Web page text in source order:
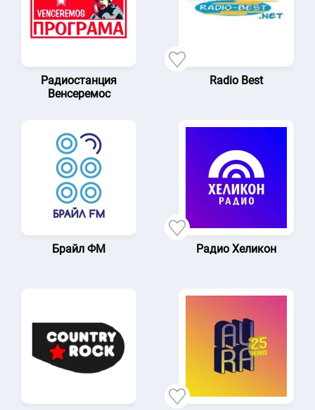
Радиостанция
Венсеремос
Radio Best
Брайл ФМ Радио Хеликон